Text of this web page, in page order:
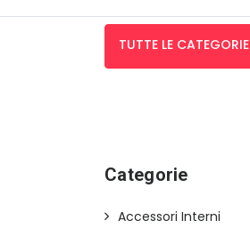
TUTTE LE CATEGORIE
Categorie
Accessori Interni